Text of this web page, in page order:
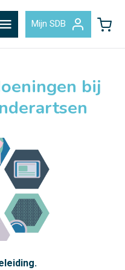
Mijn SDB
bij